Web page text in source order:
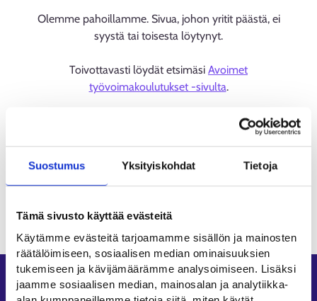
Suostumus Yksityiskohdat Tietoja
Tämä sivusto käyttää evästeitä
Käytämme evästeitä tarjoamamme sisällön ja mainosten
räätälöimiseen, sosiaalisen median ominaisuuksien
tukemiseen ja kävijämäärämme analysoimiseen. Lisäksi
jaamme sosiaalisen median, mainosalan ja analytiikka-
Olemme pahoillamme. Sivua, johon yritit päästä, ei
syystä tai toisesta löytynyt.
Toivottavasti löydät etsimäsi Avoimet
työvoimakoulutukset -sivulta.
Oikopolut